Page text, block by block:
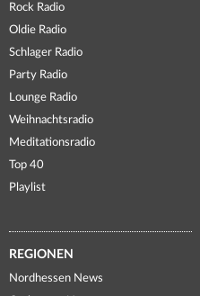
Rock Radio
Oldie Radio
Schlager Radio
Party Radio
Lounge Radio
Weihnachtsradio
Meditationsradio
Top 40
Playlist
REGIONEN
Nordhessen News